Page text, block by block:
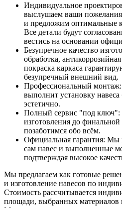
Индивидуальное
выслушаем ваши
и предложим оптимальные
Все детали будут
вестись на основании
Безупречное качество
обработка,
покраска каркаса
безупречный внешний вид.
Профессиональный
выполнит установку
эстетично.
Полный сервис "под ключ":
изготовления до
позаботимся обо всём.
Официальная гарантия: Мы
сам навес и выполненные
подтверждая высокое
Мы предлагаем как готовые
и изготовление навесов по
Стоимость рассчитывается
площади, выбранных материалов